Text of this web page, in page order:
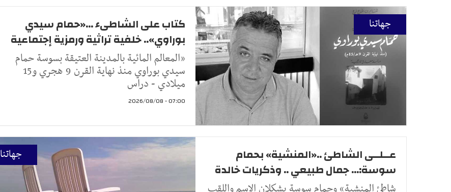
جهاتنا
كتاب على الشاطىء ...«حمام سيدي
بوراوي».. خلفية تراثية ورمزية إجتماعية
«المعالم المائية بالمدينة العتيقة بسوسة حمام
سيدي بوراوي منذ نهاية القرن 9 هجري و15
ميلادي - دراس
07:00 - 2026/08/08
جهاتنا
عــلــى الشاطئ ..«المنشية» بحمام
سوسة:... جمال طبيعي .. وذكريات خالدة